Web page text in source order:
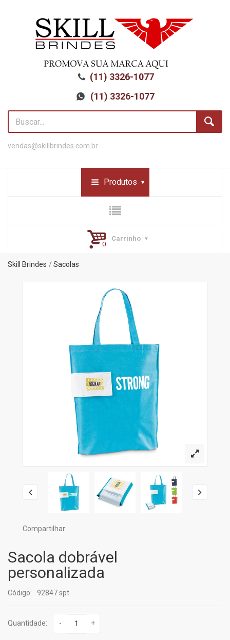
(11) 3326-1077
(11) 3326-1077
vendas@skillbrindes.com.br
Produtos
Carrinho
Skill Brindes Sacolas
Compartilhar:
Sacola dobrável
personalizada
Código: 92847 spt
Quantidade: - +